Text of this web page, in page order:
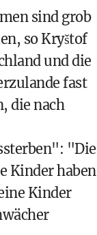
sind grob
so Kryštof
und die
fast
die nach
"Die
Kinder haben
Kinder